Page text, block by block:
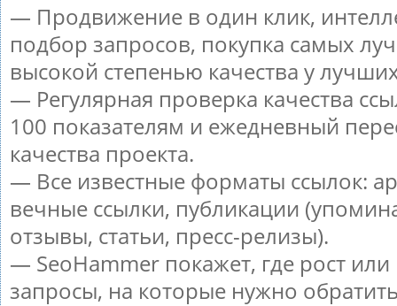
— Продвижение в один клик,
подбор запросов, покупка самых
высокой степенью качества у
— Регулярная проверка качества
100 показателям и ежедневный
качества проекта.
— Все известные форматы ссылок:
вечные ссылки, публикации
отзывы, статьи, пресс-релизы).
— SeoHammer покажет, где рост или
запросы, на которые нужно